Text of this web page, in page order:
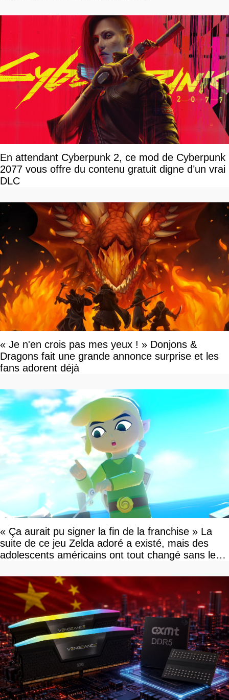
En attendant Cyberpunk 2, ce mod de Cyberpunk
2077 vous offre du contenu gratuit digne d’un vrai
DLC
« Je n'en crois pas mes yeux ! » Donjons &
Dragons fait une grande annonce surprise et les
fans adorent déjà
« Ça aurait pu signer la fin de la franchise » La
suite de ce jeu Zelda adoré a existé, mais des
adolescents américains ont tout changé sans le